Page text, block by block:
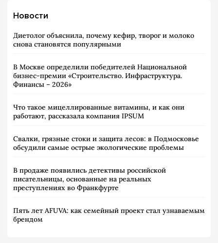
Новости
Диетолог объяснила, почему кефир, творог и молоко
снова становятся популярными
В Москве определили победителей Национальной
бизнес-премии «Строительство. Инфраструктура.
Финансы – 2026»
Что такое мицеллированные витамины, и как они
работают, рассказала компания IPSUM
Свалки, грязные стоки и защита лесов: в Подмосковье
обсудили самые острые экологические проблемы
В продаже появились детективы российской
писательницы, основанные на реальных
преступлениях во Франкфурте
Пять лет AFUVA: как семейный проект стал узнаваемым
брендом